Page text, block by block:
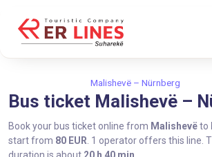
Malishevë – Nürnberg
Bus ticket Malishevë –
Book your bus ticket online from Malishevëto
start from 80 EUR . 1 operator offers this line.